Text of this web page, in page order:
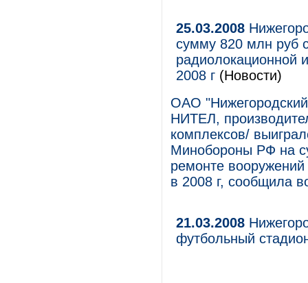
25.03.2008
сумму 820 млн руб
радиолокационной
2008 г (Новости)
ОАО
НИТЕЛ,
комплексов/
Минобороны РФ на
ремонте
в 2008 г, сообщила
21.03.2008
футбольный